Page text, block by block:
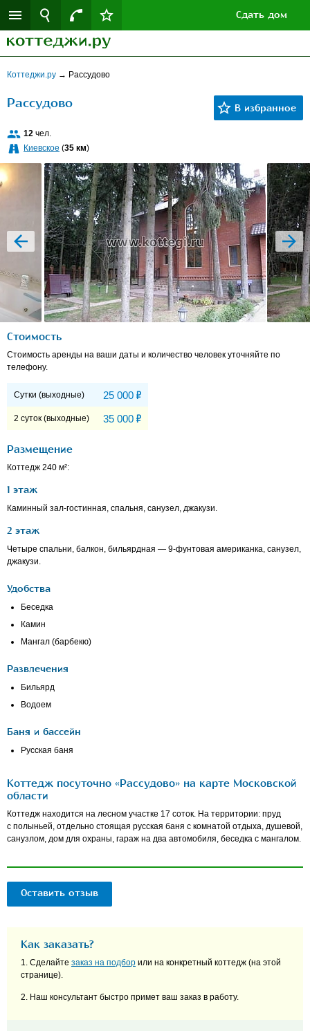
Сдать дом
Коттеджи.ру → Рассудово
Рассудово
12 чел.
Киевское (35 км)
next
Стоимость
Стоимость аренды на ваши даты и количество человек уточняйте по
телефону.
Сутки (выходные) 25 000 Р
2 суток (выходные) 35 000 Р
Размещение
Коттедж 240 м²:
1 этаж
Каминный зал-гостинная, спальня, санузел, джакузи.
2 этаж
Четыре спальни, балкон, бильярдная — 9-фунтовая американка, санузел,
джакузи.
Удобства
Беседка
Камин
Мангал (барбекю)
Развлечения
Бильярд
Водоем
Баня и бассейн
Русская баня
Коттедж посуточно «Рассудово» на карте Московской
области
Коттедж находится на лесном участке 17 соток. На территории: пруд
с полыньей, отдельно стоящая русская баня с комнатой отдыха, душевой,
санузлом, дом для охраны, гараж на два автомобиля, беседка с мангалом.
Оставить отзыв
Как заказать?
1. Сделайте заказ на подбор или на конкретный коттедж (на этой
странице).
2. Наш консультант быстро примет ваш заказ в работу.